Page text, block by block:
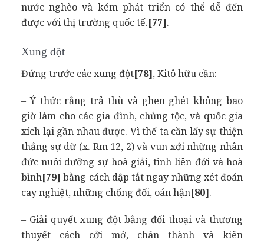
nước nghèo và kém phát triển có thể dễ đến
được với thị trường quốc tế.[77].
Xung đột
Đứng trước các xung đột[78], Kitô hữu cần:
– Ý thức rằng trả thù và ghen ghét không bao
giờ làm cho các gia đình, chủng tộc, và quốc gia
xích lại gần nhau được. Vì thế ta cần lấy sự thiện
thắng sự dữ (x. Rm 12, 2) và vun xới những nhân
đức nuôi dưỡng sự hoà giải, tình liên đới và hoà
bình[79] bằng cách dập tắt ngay những xét đoán
cay nghiệt, những chống đối, oán hận[80].
– Giải quyết xung đột bằng đối thoại và thương
thuyết cách cởi mở, chân thành và kiên